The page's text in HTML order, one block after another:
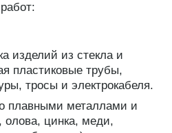
работ:
изделий из стекла и
пластиковые трубы,
тросы и электрокабеля.
плавными металлами и
олова, цинка, меди,